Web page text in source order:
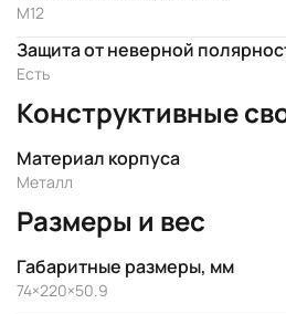
M12
Защита от неверной
Есть
Конструктивные
Материал корпуса
Металл
Размеры и вес
Габаритные размеры, мм
74×220×50.9